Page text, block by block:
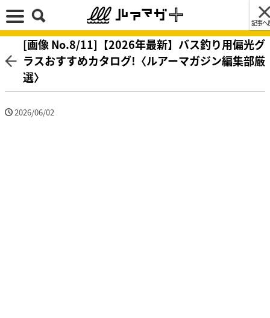
記事へ
[画像 No.8/11]【2026年最新】バス釣り用偏光グ
ラスおすすめカタログ!〈ルアーマガジン編集部厳
選〉
2026/06/02